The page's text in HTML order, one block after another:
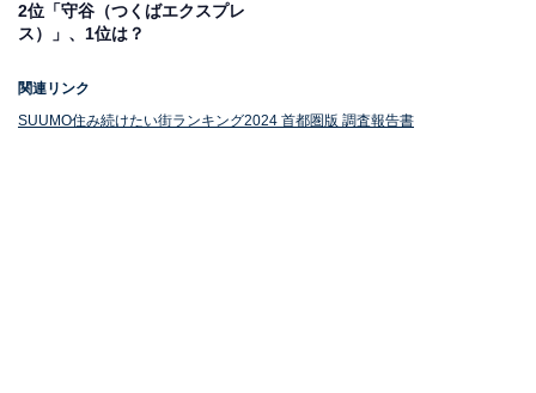
1位は「みなとみらい（みなとみらい線）」でした。横
浜を代表する観光・商業エリアの中心に位置する駅で
す。周辺には大型商業施設やオフィスビル、ホテル、コ
ンベンション施設が立ち並び、現代的な街並みを形成し
2位「守谷（つくばエクスプレ
ス）」、1位は？
関連リンク
SUUMO住み続けたい街ランキング2024 首都圏版 調査報告書